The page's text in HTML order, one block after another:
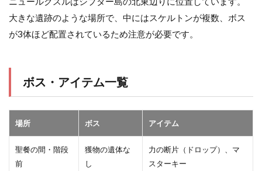
大きな遺跡のような場所で、中にはスケルトンが複数、ボス
が3体ほど配置されているため注意が必要です。
ボス・アイテム一覧
場所 ボス アイテム
聖餐の間・階段
前
獲物の遺体な
し
力の断片（ドロップ）、マ
スターキー